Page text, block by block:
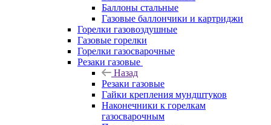
Баллоны стальные
Газовые баллончики и картриджи
Горелки газовоздушные
Газовые горелки
Горелки газосварочные
Резаки газовые
Назад
Резаки газовые
Гайки крепления мундштуков
Наконечники к горелкам
газосварочным